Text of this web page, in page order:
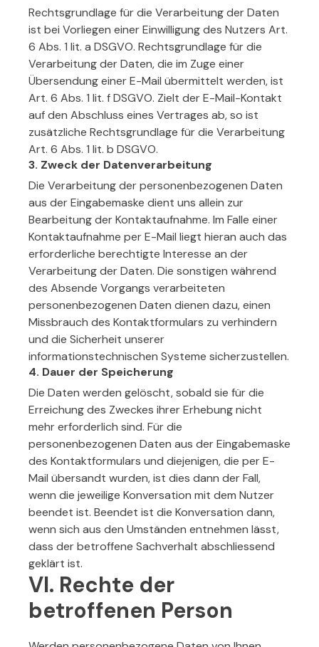
Rechtsgrundlage für die Verarbeitung der Daten
ist bei Vorliegen einer Einwilligung des Nutzers Art.
6 Abs. 1 lit. a DSGVO. Rechtsgrundlage für die
Verarbeitung der Daten, die im Zuge einer
Übersendung einer E-Mail übermittelt werden, ist
Art. 6 Abs. 1 lit. f DSGVO. Zielt der E-Mail-Kontakt
auf den Abschluss eines Vertrages ab, so ist
zusätzliche Rechtsgrundlage für die Verarbeitung
Art. 6 Abs. 1 lit. b DSGVO.
3. Zweck der Datenverarbeitung
Die Verarbeitung der personenbezogenen Daten
aus der Eingabemaske dient uns allein zur
Bearbeitung der Kontaktaufnahme. Im Falle einer
Kontaktaufnahme per E-Mail liegt hieran auch das
erforderliche berechtigte Interesse an der
Verarbeitung der Daten. Die sonstigen während
des Absende Vorgangs verarbeiteten
personenbezogenen Daten dienen dazu, einen
Missbrauch des Kontaktformulars zu verhindern
und die Sicherheit unserer
informationstechnischen Systeme sicherzustellen.
4. Dauer der Speicherung
Die Daten werden gelöscht, sobald sie für die
Erreichung des Zweckes ihrer Erhebung nicht
mehr erforderlich sind. Für die
personenbezogenen Daten aus der Eingabemaske
des Kontaktformulars und diejenigen, die per E-
Mail übersandt wurden, ist dies dann der Fall,
wenn die jeweilige Konversation mit dem Nutzer
beendet ist. Beendet ist die Konversation dann,
wenn sich aus den Umständen entnehmen lässt,
dass der betroffene Sachverhalt abschliessend
geklärt ist.
VI. Rechte der
betroffenen Person